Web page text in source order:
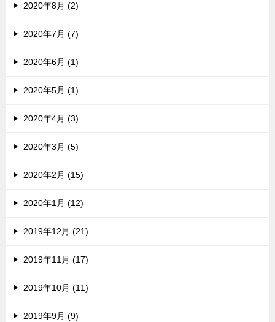
2020年8月 (2)
2020年7月 (7)
2020年6月 (1)
2020年5月 (1)
2020年4月 (3)
2020年3月 (5)
2020年2月 (15)
2020年1月 (12)
2019年12月 (21)
2019年11月 (17)
2019年10月 (11)
2019年9月 (9)